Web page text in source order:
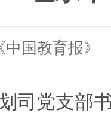
国教育报》
司党支部